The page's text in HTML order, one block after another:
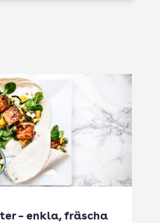
– enkla, fräscha